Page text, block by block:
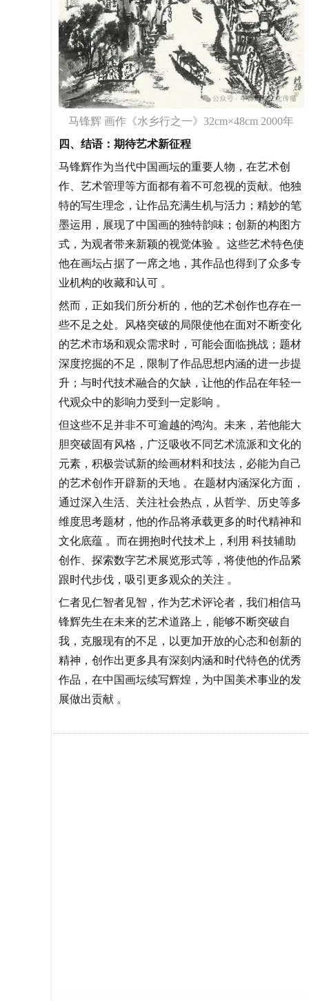
马锋辉 画作《水乡行之一》32cm×48cm 2000年
四、结语：期待艺术新征程
马锋辉作为当代中国画坛的重要人物，在艺术创
作、艺术管理等方面都有着不可忽视的贡献。他独
特的写生理念，让作品充满生机与活力；精妙的笔
墨运用，展现了中国画的独特韵味；创新的构图方
式，为观者带来新颖的视觉体验 。这些艺术特色使
他在画坛占据了一席之地，其作品也得到了众多专
业机构的收藏和认可 。
然而，正如我们所分析的，他的艺术创作也存在一
些不足之处。风格突破的局限使他在面对不断变化
的艺术市场和观众需求时，可能会面临挑战；题材
深度挖掘的不足，限制了作品思想内涵的进一步提
升；与时代技术融合的欠缺，让他的作品在年轻一
代观众中的影响力受到一定影响 。
但这些不足并非不可逾越的鸿沟。未来，若他能大
胆突破固有风格，广泛吸收不同艺术流派和文化的
元素，积极尝试新的绘画材料和技法，必能为自己
的艺术创作开辟新的天地 。在题材内涵深化方面，
通过深入生活、关注社会热点，从哲学、历史等多
维度思考题材，他的作品将承载更多的时代精神和
文化底蕴 。而在拥抱时代技术上，利用 科技辅助
创作、探索数字艺术展览形式等，将使他的作品紧
跟时代步伐，吸引更多观众的关注 。
仁者见仁智者见智，作为艺术评论者，我们相信马
锋辉先生在未来的艺术道路上，能够不断突破自
我，克服现有的不足，以更加开放的心态和创新的
精神，创作出更多具有深刻内涵和时代特色的优秀
作品，在中国画坛续写辉煌，为中国美术事业的发
展做出贡献 。